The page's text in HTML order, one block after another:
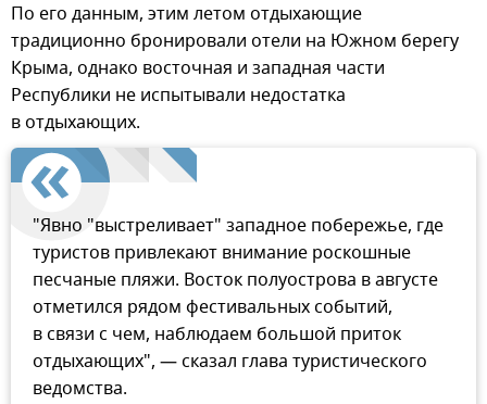
По его данным, этим летом отдыхающие
традиционно бронировали отели на Южном берегу
Крыма, однако восточная и западная части
Республики не испытывали недостатка
в отдыхающих.
"Явно "выстреливает" западное побережье, где
туристов привлекают внимание роскошные
песчаные пляжи. Восток полуострова в августе
отметился рядом фестивальных событий,
в связи с чем, наблюдаем большой приток
отдыхающих", — сказал глава туристического
ведомства.